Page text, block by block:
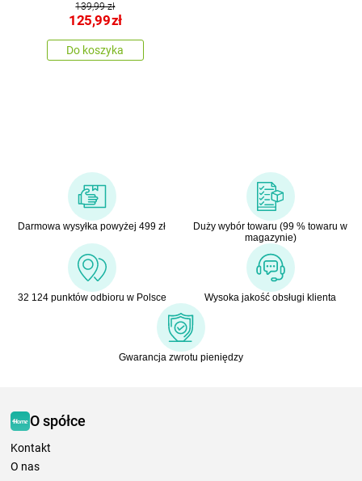
139,99 zł
125,99zł
Do koszyka
Darmowa wysyłka powyżej 499 zł
Duży wybór towaru (99 % towaru w
magazynie)
32 124 punktów odbioru w Polsce Wysoka jakość obsługi klienta
Gwarancja zwrotu pieniędzy
O spółce
Kontakt
O nas